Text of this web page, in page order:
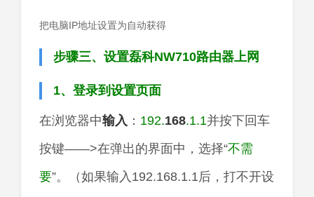
把电脑IP地址设置为自动获得
步骤三、设置磊科NW710路由器上网
1、登录到设置页面
在浏览器中输入 ： 192.168.1.1并按下回车
按键——>在弹出的界面中，选择“不需
要”。（如果输入192.168.1.1后，打不开设